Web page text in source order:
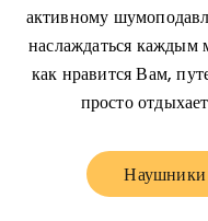
активному
наслаждаться
как нравится Вам,
просто
Наушники